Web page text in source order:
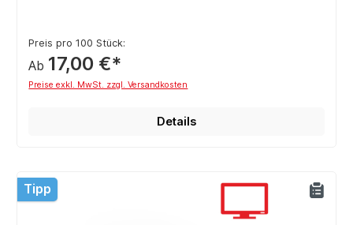
Preis pro 100 Stück:
Ab 17,00 €*
Preise exkl. MwSt. zzgl. Versandkosten
Details
Tipp